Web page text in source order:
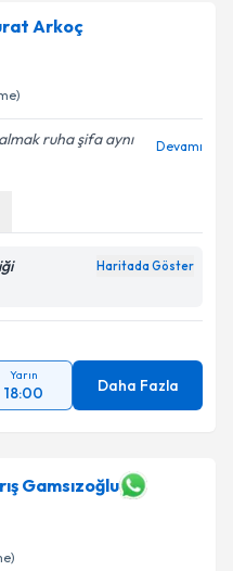
Arkoç
ruha şifa aynı
Devamı
Haritada Göster
Yarın
18:00 Daha Fazla
Gamsızoğlu